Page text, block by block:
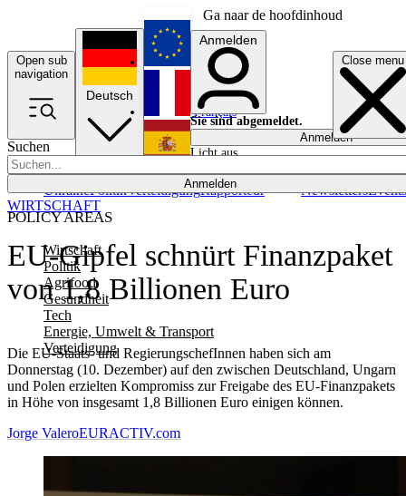
Ga naar de hoofdinhoud
Open sub
navigation
Close menu
Suchen
Anmelden
POLICY AREAS
Wirtschaft
Politik
Agrifood
Gesundheit
Tech
Energie, Umwelt & Transport
Verteidigung
UkrainePolitikVerteidigungRapporteur NewslettersEvents
Deutsch
English
Français
Anmelden
Sie sind abgemeldet.
Anmelden
Licht aus
EU-Gipfel schnürt Finanzpaket
von 1,8 Billionen Euro
Die EU-Staats- und RegierungschefInnen haben sich am
Donnerstag (10. Dezember) auf den zwischen Deutschland, Ungarn
und Polen erzielten Kompromiss zur Freigabe des EU-Finanzpakets
in Höhe von insgesamt 1,8 Billionen Euro einigen können.
WIRTSCHAFT
Jorge ValeroEURACTIV.com